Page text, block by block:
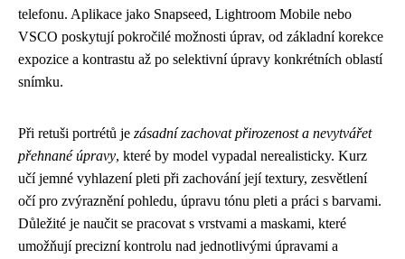
telefonu. Aplikace jako Snapseed, Lightroom Mobile nebo
VSCO poskytují pokročilé možnosti úprav, od základní korekce
expozice a kontrastu až po selektivní úpravy konkrétních oblastí
snímku.
Při retuši portrétů je zásadní zachovat přirozenost a nevytvářet
přehnané úpravy, které by model vypadal nerealisticky. Kurz
učí jemné vyhlazení pleti při zachování její textury, zesvětlení
očí pro zvýraznění pohledu, úpravu tónu pleti a práci s barvami.
Důležité je naučit se pracovat s vrstvami a maskami, které
umožňují precizní kontrolu nad jednotlivými úpravami a